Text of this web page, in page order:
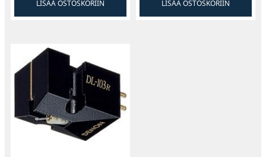
LISÄÄ OSTOSKORIIN LISÄÄ OSTOSKORIIN